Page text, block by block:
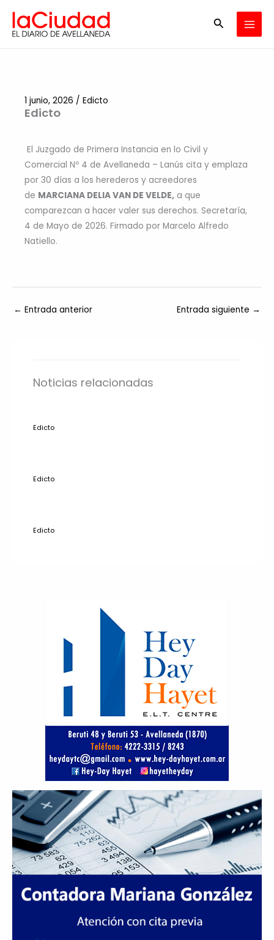
contenido
Buscar
Edicto
1 junio, 2026 / Edicto
El Juzgado de Primera Instancia en lo Civil y
Comercial Nº 4 de Avellaneda – Lanús cita y emplaza
por 30 días a los herederos y acreedores
de MARCIANA DELIA VAN DE VELDE, a que
comparezcan a hacer valer sus derechos. Secretaría,
4 de Mayo de 2026. Firmado por Marcelo Alfredo
Natiello.
← Entrada anterior Entrada siguiente →
Noticias relacionadas
Edicto
Edicto
Edicto